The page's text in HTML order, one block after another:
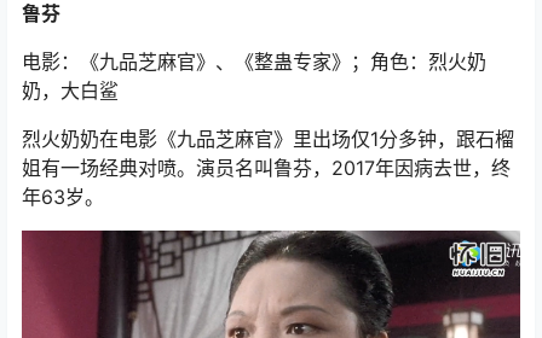
鲁芬
电影：《九品芝麻官》、《整蛊专家》；角色：烈火奶
奶，大白鲨
烈火奶奶在电影《九品芝麻官》里出场仅1分多钟，跟石榴
姐有一场经典对喷。演员名叫鲁芬，2017年因病去世，终
年63岁。